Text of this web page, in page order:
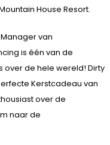
House Resort.
van
is één van de
over de hele wereld! Dirty
Kerstcadeau van
over de
naar de